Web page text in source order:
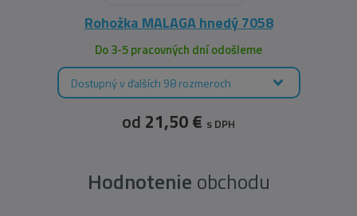
Rohožka MALAGA hnedý 7058
Do 3-5 pracovných dní odošleme
Dostupný v ďalších 98 rozmeroch
od 21,50 € s DPH
Hodnotenie obchodu